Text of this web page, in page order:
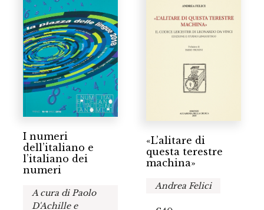
I numeri
dell’italiano e
l’italiano dei
numeri
A cura di Paolo
D'Achille e
«L’alitare di
questa terestre
machina»
Andrea Felici